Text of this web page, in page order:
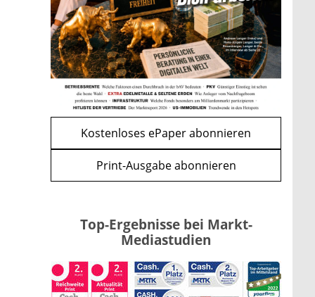
WEITERE ARTIKEL
zurückweiter
Renten-Nachzahlung ist pro
Kind möglich
mehr
Kostenloses ePaper abonnieren
Print-Ausgabe abonnieren
Top-Ergebnisse bei Markt-
Mediastudien